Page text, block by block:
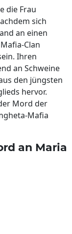
die Frau
sich
an einen
Clan
Ihren
an Schweine
den jüngsten
hervor.
Mord der
Mafia
an Maria